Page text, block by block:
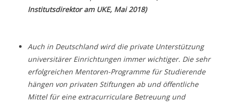
Institutsdirektor am UKE, Mai 2018)
Auch in Deutschland wird die private Unterstützung
universitärer Einrichtungen immer wichtiger. Die sehr
erfolgreichen Mentoren-Programme für Studierende
hängen von privaten Stiftungen ab und öffentliche
Mittel für eine extracurriculare Betreuung und